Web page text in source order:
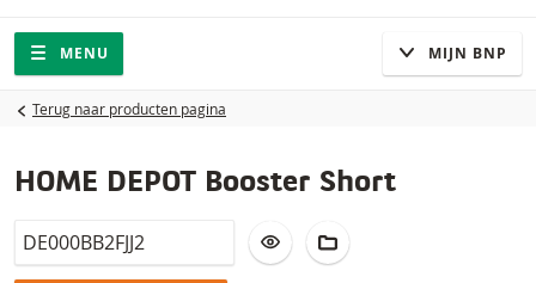
Navigatie
Site navigatie
MENU MIJN BNP
Terug naar producten pagina
HOME DEPOT Booster Short
Isin VOEG TOE AAN WATCHLIST